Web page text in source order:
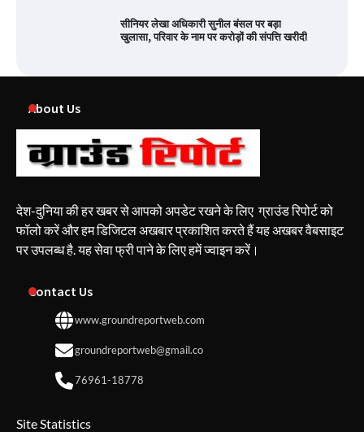
सीनियर लेखा अधिकारी सुनील बंसल पर बड़ा
खुलासा, परिवार के नाम पर करोड़ों की संपत्ति खरीदी
About Us
देश-दुनिया की हर खबर से आपको अपडेट रखने के लिए ग्राउंड रिपोर्ट को
फॉलो करें और हम डिजिटल अखबार प्रकाशित करते हैं यह अखबर वैबसाइट
पर उपलब्ध है. यह सेवा फ्री पाने के लिए हमें ज्वाइन करें।
Contact Us
www.groundreportweb.com
groundreportweb@gmail.co
76961-18778
Site Statistics